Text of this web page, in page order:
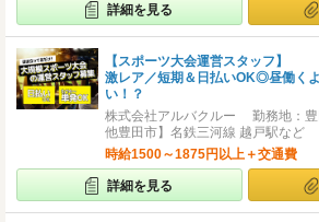
詳細を見る
【スポーツ大会運営スタッフ】
激レア／短期＆日払いOK◎昼働く
い！？
株式会社アルバクルー 勤務地：
他豊田市】名鉄三河線 越戸駅など
時給1500～1875円以上＋交通費
詳細を見る